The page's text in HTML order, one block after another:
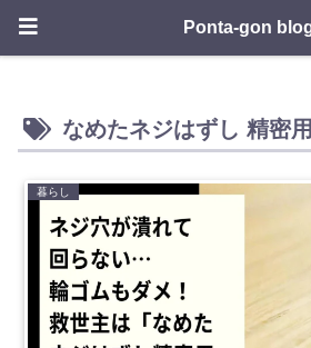
なめたネジはずし 精密
暮らし
Ponta-gon